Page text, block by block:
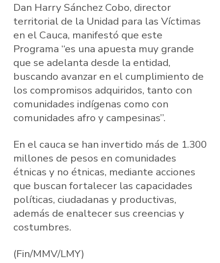
Dan Harry Sánchez Cobo, director
territorial de la Unidad para las Víctimas
en el Cauca, manifestó que este
Programa “es una apuesta muy grande
que se adelanta desde la entidad,
buscando avanzar en el cumplimiento de
los compromisos adquiridos, tanto con
comunidades indígenas como con
comunidades afro y campesinas”.
En el cauca se han invertido más de 1.300
millones de pesos en comunidades
étnicas y no étnicas, mediante acciones
que buscan fortalecer las capacidades
políticas, ciudadanas y productivas,
además de enaltecer sus creencias y
costumbres.
(Fin/MMV/LMY)